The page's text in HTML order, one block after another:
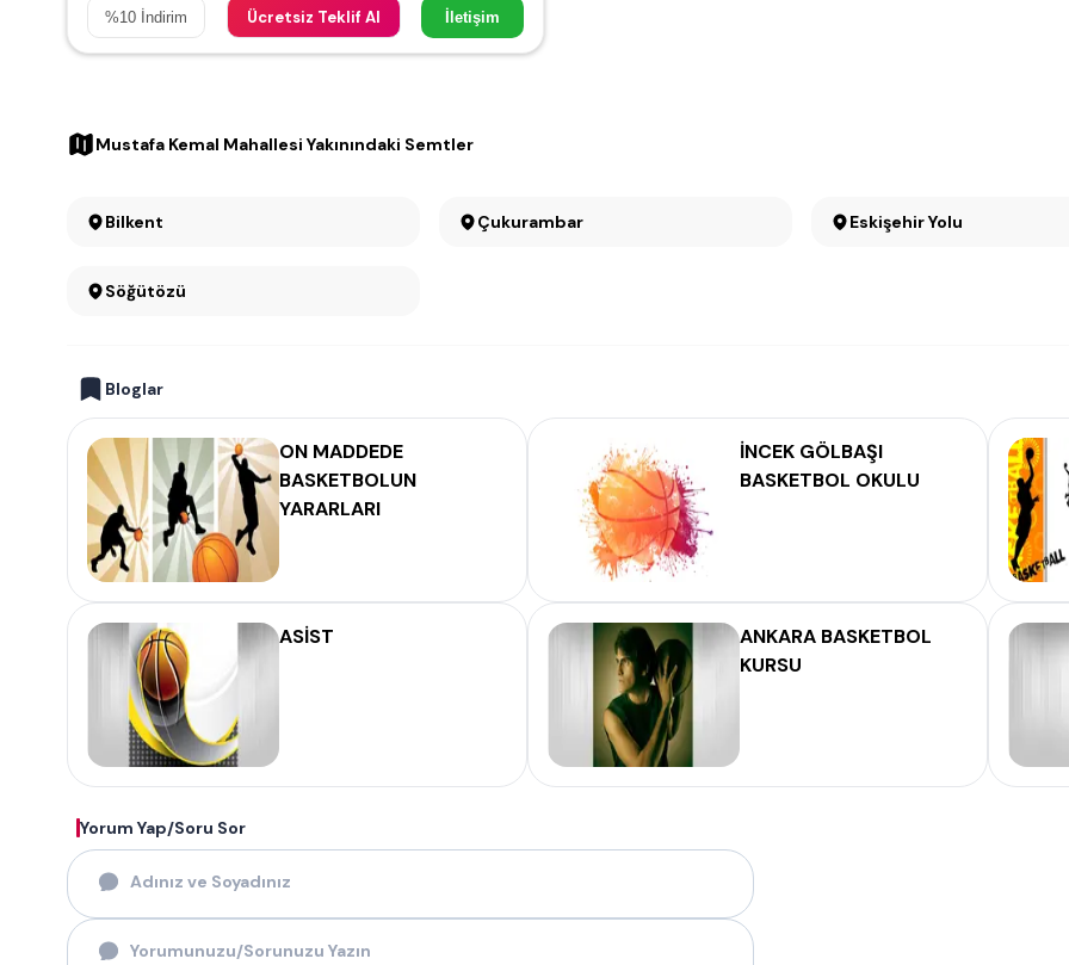
%10 İndirim Ücretsiz Teklif Al İletişim
Mustafa Kemal Mahallesi Yakınındaki Semtler
Bilkent Çukurambar Eskişehir Yolu
Söğütözü
Bloglar
ON MADDEDE
BASKETBOLUN
YARARLARI
İNCEK GÖLBAŞI
BASKETBOL OKULU
ASİST
ANKARA BASKETBOL
KURSU
Yorum Yap/Soru Sor